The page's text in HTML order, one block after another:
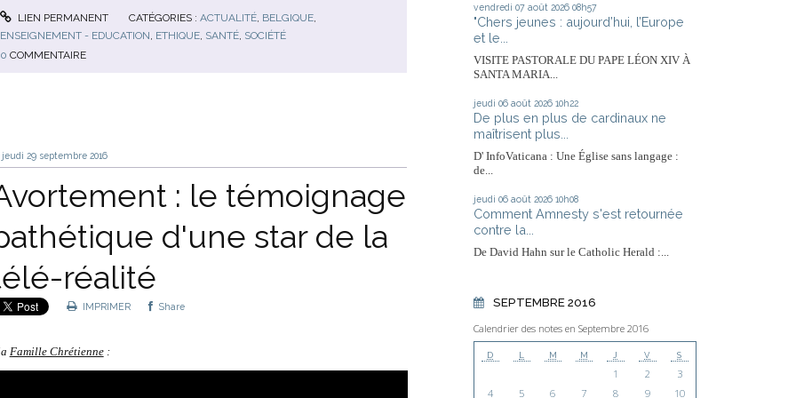
LIEN PERMANENT CATÉGORIES :ACTUALITÉ BELGIQUE
ENSEIGNEMENT - EDUCATION ETHIQUE, SANTÉ, SOCIÉTÉ
0 COMMENTAIRE
jeudi 29 septembre 2016
: le témoignage
d'une star de la
réalité
IMPRIMER Share
Famille Chrétienne:
vendredi 07 août 2026 08h57
"Chers jeunes : aujourd’hui, l’Europe
et le...
VISITE PASTORALE DU PAPE LÉON XIV À
SANTA MARIA...
jeudi 06 août 2026 10h22
De plus en plus de cardinaux ne
maîtrisent plus...
D' InfoVaticana : Une Église sans langage :
de...
jeudi 06 août 2026 10h08
Comment Amnesty s'est retournée
contre la...
De David Hahn sur le Catholic Herald :...
SEPTEMBRE 2016
Calendrier des notes en Septembre 2016
D L M M J V S
1 2
3
4
5 6 7 8 9 10